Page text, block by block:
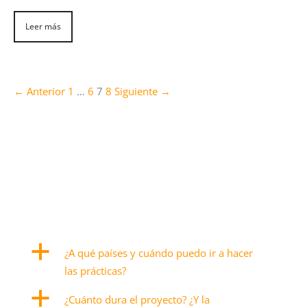
Leer más
← Anterior 1 … 6 7 8 Siguiente →
a
¿A qué países y cuándo puedo ir a hacer
las prácticas?
a ¿Cuánto dura el proyecto? ¿Y la